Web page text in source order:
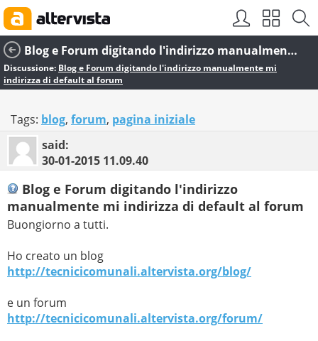
Blog e Forum digitando l'indirizzo manualmente mi indirizza di default al forum
Discussione: Blog e Forum digitando l'indirizzo manualmente mi
indirizza di default al forum
Tags: blog, forum, pagina iniziale
said:
30-01-2015 11.09.40
Blog e Forum digitando l'indirizzo
manualmente mi indirizza di default al forum
Buongiorno a tutti.
Ho creato un blog
http://tecnicicomunali.altervista.org/blog/
e un forum
http://tecnicicomunali.altervista.org/forum/